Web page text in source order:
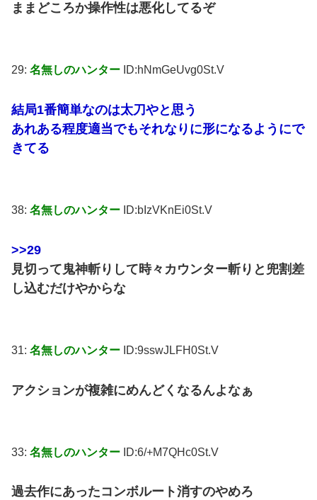
ままどころか操作性は悪化してるぞ
29: 名無しのハンター ID:hNmGeUvg0St.V
結局1番簡単なのは太刀やと思う
あれある程度適当でもそれなりに形になるようにで
きてる
38: 名無しのハンター ID:bIzVKnEi0St.V
>>29
見切って鬼神斬りして時々カウンター斬りと兜割差
し込むだけやからな
31: 名無しのハンター ID:9sswJLFH0St.V
アクションが複雑にめんどくなるんよなぁ
33: 名無しのハンター ID:6/+M7QHc0St.V
過去作にあったコンボルート消すのやめろ